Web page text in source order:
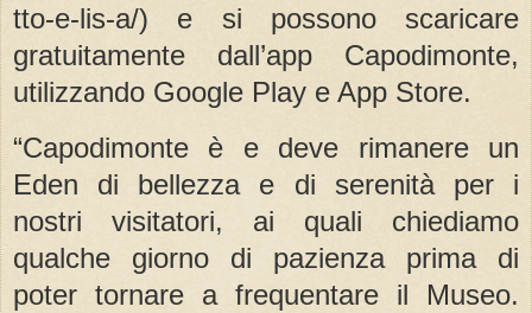
tto-e-lis-a/) e si possono scaricare
gratuitamente dall’app Capodimonte,
utilizzando Google Play e App Store.
“Capodimonte è e deve rimanere un
Eden di bellezza e di serenità per i
nostri visitatori, ai quali chiediamo
qualche giorno di pazienza prima di
poter tornare a frequentare il Museo.